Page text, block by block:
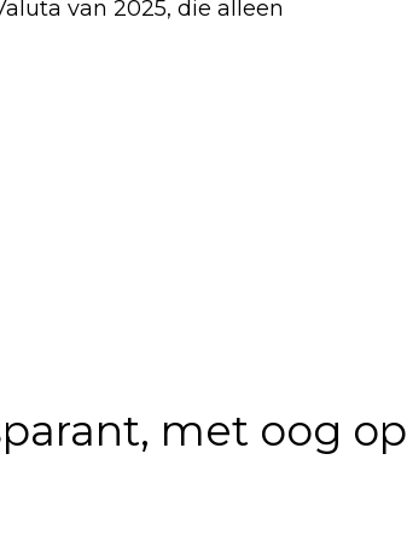
van 2025, die alleen
met oog op